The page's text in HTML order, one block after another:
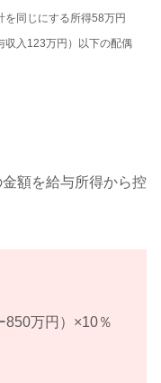
を同じにする所得58万円
収入123万円）以下の配偶
額を給与所得から控
850万円）×10％